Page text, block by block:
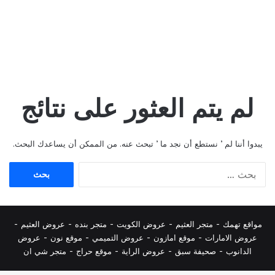
لم يتم العثور على نتائج
يبدوا أننا لم ’ نستطع أن نجد ما ’ تبحث عنه. من الممكن أن يساعدك البحث.
مواقع تهمك - متجر العثيم - عروض الكويت - متجر بنده - عروض العثيم -
عروض الامارات - موقع امازون - عروض التميمي - موقع نون - عروض
الدانوب - صحيفة سبق - عروض الراية - موقع حراج - متجر شي ان